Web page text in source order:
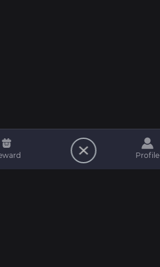
Profile